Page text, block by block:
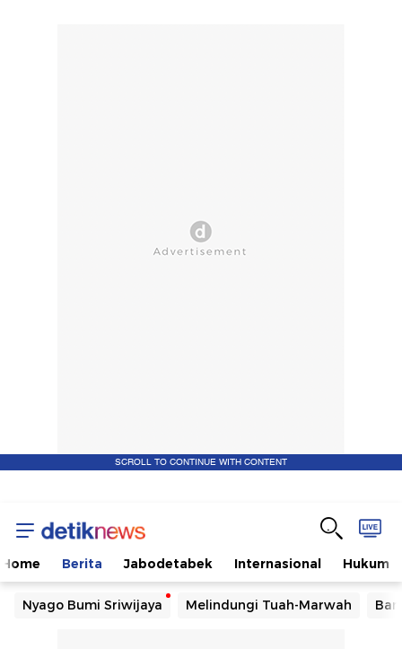
SCROLL TO CONTINUE WITH CONTENT
Home Berita Jabodetabek Internasional Hukum
Nyago Bumi Sriwijaya Melindungi Tuah-Marwah